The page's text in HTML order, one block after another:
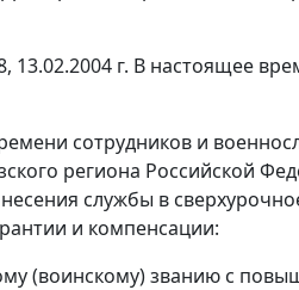
13.02.2004 г. В настоящее
сотрудников и
региона Российской
службы в
и компенсации:
(воинскому) званию с